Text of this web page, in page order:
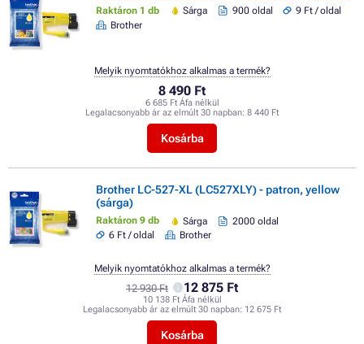
Raktáron 1 db Sárga 900 oldal
9 Ft / oldal
Brother
8 490 Ft
6 685 Ft Áfa nélkül
Legalacsonyabb ár az elmúlt 30 napban: 8 440 Ft
Kosárba
Melyik nyomtatókhoz alkalmas a termék?
Brother LC-527-XL (LC527XLY) - patron, yellow
(sárga)
Raktáron 9 db Sárga
2000 oldal
6 Ft / oldal
Brother
12 930 Ft 12 875 Ft
10 138 Ft Áfa nélkül
Legalacsonyabb ár az elmúlt 30 napban: 12 675 Ft
Kosárba
Melyik nyomtatókhoz alkalmas a termék?